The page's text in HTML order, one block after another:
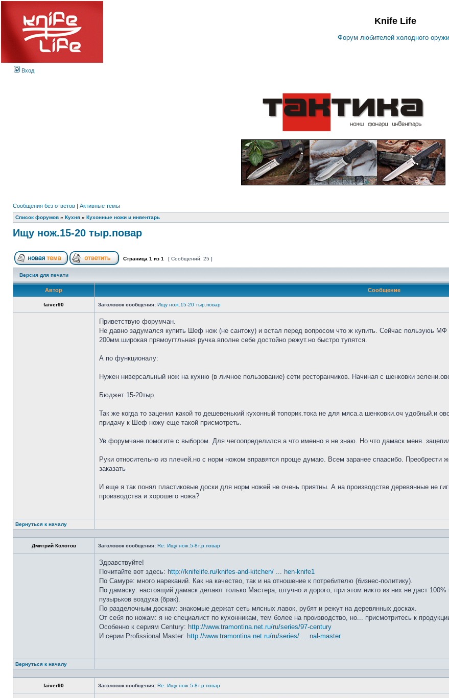
Knife Life
Форум любителей холодного
Вход
Сообщения без ответов | Активные темы
Список форумов » Кухня » Кухонные ножи и инвентарь
Ищу нож.15-20 тыр.повар
Страница 1 из 1 [ Сообщений: 25 ]
Версия для печати
Автор Сообщение
faiver90 Заголовок сообщения: Ищу нож.15-20 тыр.повар
Приветствую форумчан.
Не давно задумался купить Шеф нож (не сантоку) и встал перед вопросом что ж купить. Сейчас пользуюь МФ
200мм.широкая прямоугтльная ручка.вполне себе достойно режут.но быстро тупятся.
А по функционалу:
Нужен ниверсальный нож на кухню (в личное пользование) сети ресторанчиков. Начиная с шенковки
Бюджет 15-20тыр.
Так же когда то заценил какой то дешевенький кухонный топорик.тока не для мяса.а шенковки.оч удобный.и
придачу к Шеф ножу еще такой присмотреть.
Ув.форумчане.помогите с выбором. Для чегоопределился.а что именно я не знаю. Но что дамаск меня.
Руки относительно из плечей.но с норм ножом вправятся проще думаю. Всем заранее спаасибо.
заказать
И еще я так понял пластиковые доски для норм ножей не очень приятны. А на производстве деревянные не
производства и хорошего ножа?
Вернуться к началу
Дмитрий Колотов Заголовок сообщения: Re: Ищу нож.5-8т.р.повар
Здравствуйте!
Почитайте вот здесь: http://knifelife.ru/knifes-and-kitchen/ ... hen-knife1
По Самуре: много нареканий. Как на качество, так и на отношение к потребителю (бизнес-политику).
По дамаску: настоящий дамаск делают только Мастера, штучно и дорого, при этом никто из них не даст
пузырьков воздуха (брак).
По разделочным доскам: знакомые держат сеть мясных лавок, рубят и режут на деревянных досках.
От себя по ножам: я не специалист по кухонникам, тем более на производство, но... присмотритесь к
Особенно к сериям Century: http://www.tramontina.net.ru/ru/series/97-century
И серии Profissional Master: http://www.tramontina.net.ru/ru/series/ ... nal-master
Вернуться к началу
faiver90 Заголовок сообщения: Re: Ищу нож.5-8т.р.повар